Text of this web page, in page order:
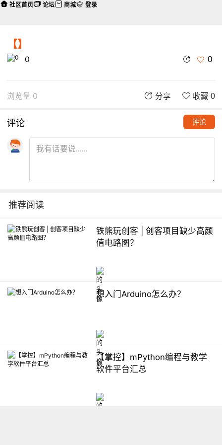
【】
0 0
浏览量 0 分享 收藏 0
评论 评论
推荐阅读
铁熊玩创客 | 创客项目缺少高颜
值电路图？
想入门Arduino怎么办？
【掌控】mPython编程与教学
软件平台汇总
社区首页 论坛 商城 登录